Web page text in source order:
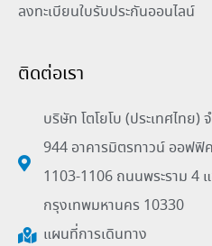
ลงทะเบียนใบรับประกันออนไลน์
ติดต่อเรา
บริษัท โตโยโบ (ประเทศไทย)
944 อาคารมิตรทาวน์ ออฟฟิ
1103-1106 ถนนพระราม 4
กรุงเทพมหานคร 10330
แผนที่การเดินทาง